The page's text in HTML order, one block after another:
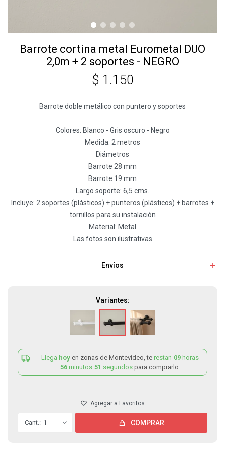
Barrote cortina metal Eurometal DUO
2,0m + 2 soportes - NEGRO
$ 1.150
Barrote doble metálico con puntero y soportes
Colores: Blanco - Gris oscuro - Negro
Medida: 2 metros
Diámetros
Barrote 28 mm
Barrote 19 mm
Largo soporte: 6,5 cms.
Incluye: 2 soportes (plásticos) + punteros (plásticos) + barrotes +
tornillos para su instalación
Material: Metal
Las fotos son ilustrativas
Envíos
Variantes:
Llega hoy en zonas de Montevideo, te restan 09 horas
56 minutos 51 segundos para comprarlo.
1 COMPRAR